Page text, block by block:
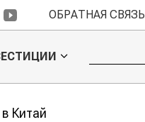
ОБРАТНАЯ СВЯЗЬ
Китай